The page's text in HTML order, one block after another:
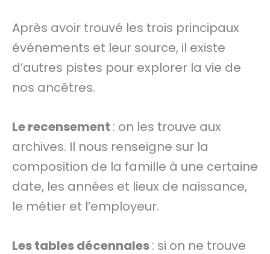
Après avoir trouvé les trois principaux
événements et leur source, il existe
d’autres pistes pour explorer la vie de
nos ancêtres.
Le recensement : on les trouve aux
archives. Il nous renseigne sur la
composition de la famille à une certaine
date, les années et lieux de naissance,
le métier et l’employeur.
Les tables décennales: si on ne trouve